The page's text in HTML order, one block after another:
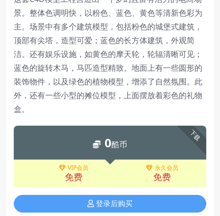
景。整体色调明快，以粉色、蓝色、黄色等清新色彩为
主。场景中有多个建筑模型，包括粉色的城堡式建筑，
顶部有尖塔，造型可爱；蓝色的长方体建筑，外观简
洁。还有娱乐设施，如黄色的摩天轮，轮辐清晰可见；
蓝色的旋转木马，马匹造型精致。地面上有一些圆形的
装饰物件，以及绿色的植物模型，增添了自然氛围。此
外，还有一些小型的摊位模型，上面摆放着彩色的礼物
盒。
下载
0酷币
VIP会员
免费
永久会员
免费
登录后购买